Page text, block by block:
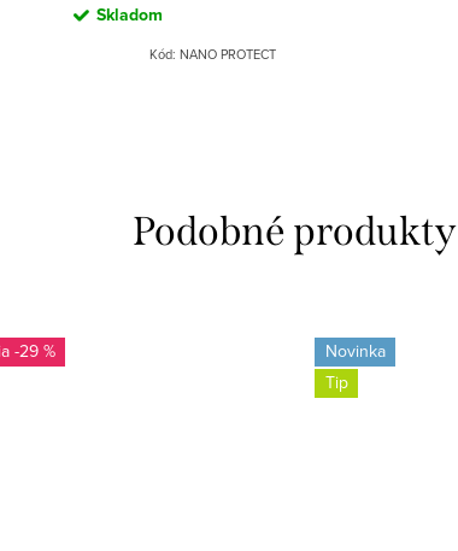
Skladom
Kód: NANO PROTECT
-29 %
Novinka
Tip